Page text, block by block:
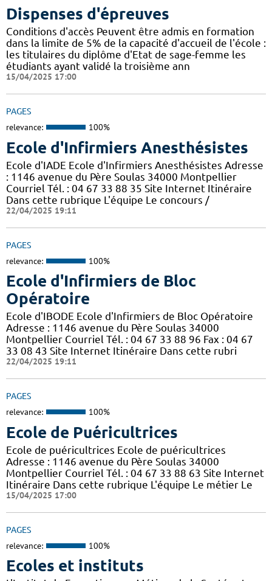
Dispenses d'épreuves
Conditions d'accès Peuvent être admis en formation
dans la limite de 5% de la capacité d'accueil de l'école :
les titulaires du diplôme d'Etat de sage-femme les
étudiants ayant validé la troisième ann
15/04/2025 17:00
PAGES
relevance: 100%
Ecole d'Infirmiers Anesthésistes
Ecole d'IADE Ecole d'Infirmiers Anesthésistes Adresse
: 1146 avenue du Père Soulas 34000 Montpellier
Courriel Tél. : 04 67 33 88 35 Site Internet Itinéraire
Dans cette rubrique L'équipe Le concours /
22/04/2025 19:11
PAGES
relevance: 100%
Ecole d'Infirmiers de Bloc
Opératoire
Ecole d'IBODE Ecole d'Infirmiers de Bloc Opératoire
Adresse : 1146 avenue du Père Soulas 34000
Montpellier Courriel Tél. : 04 67 33 88 96 Fax : 04 67
33 08 43 Site Internet Itinéraire Dans cette rubri
22/04/2025 19:11
PAGES
relevance: 100%
Ecole de Puéricultrices
Ecole de puéricultrices Ecole de puéricultrices
Adresse : 1146 avenue du Père Soulas 34000
Montpellier Courriel Tél. : 04 67 33 88 63 Site Internet
Itinéraire Dans cette rubrique L'équipe Le métier Le
15/04/2025 17:00
PAGES
relevance: 100%
Ecoles et instituts